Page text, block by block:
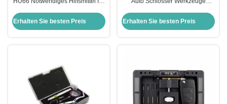
Erhalten Sie besten Preis
Pin Tool Für Honda
Erhalten Sie besten Preis